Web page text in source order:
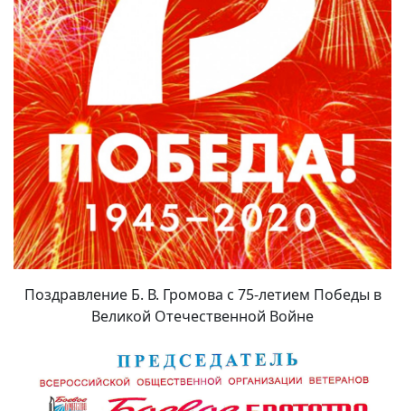
Поздравление Б. В. Громова с 75-летием Победы в
Великой Отечественной Войне